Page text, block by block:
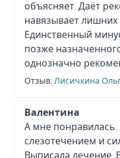
объясняет. Даёт
навязывает лишних
Единственный
позже
однозначно
Отзыв: Лисичкина
Валентина
А мне понравилась.
слезотечением и
Выписала лечение.